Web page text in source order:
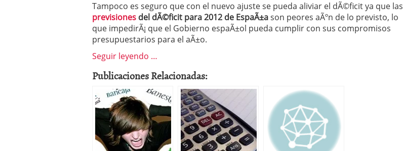
Tampoco es seguro que con el nuevo ajuste se pueda aliviar el dÃ©ficit ya que las
previsiones del dÃ©ficit para 2012 de EspaÃ±ason peores aÃºn de lo previsto, lo
que impedirÃ¡ que el Gobierno espaÃ±ol pueda cumplir con sus compromisos
presupuestarios para el aÃ±o.
Seguir leyendo …
Publicaciones Relacionadas: